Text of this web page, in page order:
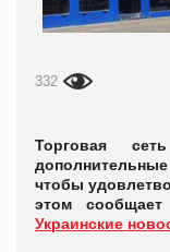
332
Торговая
чтобы
этом сообщает
Украинские